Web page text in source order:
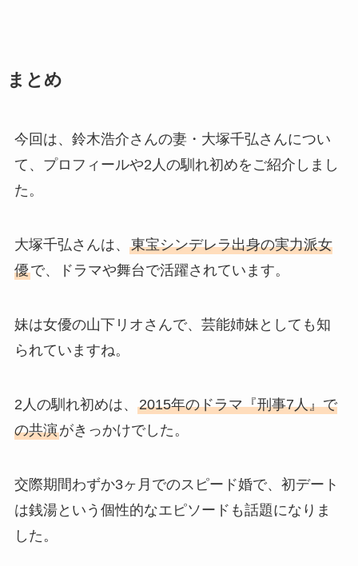
まとめ
今回は、鈴木浩介さんの妻・大塚千弘さんについ
て、プロフィールや2人の馴れ初めをご紹介しまし
た。
大塚千弘さんは、 東宝シンデレラ出身の実力派女
優で、ドラマや舞台で活躍されています。
妹は女優の山下リオさんで、芸能姉妹としても知
られていますね。
2人の馴れ初めは、 2015年のドラマ『刑事7人』で
の共演がきっかけでした。
交際期間わずか3ヶ月でのスピード婚で、初デート
は銭湯という個性的なエピソードも話題になりま
した。